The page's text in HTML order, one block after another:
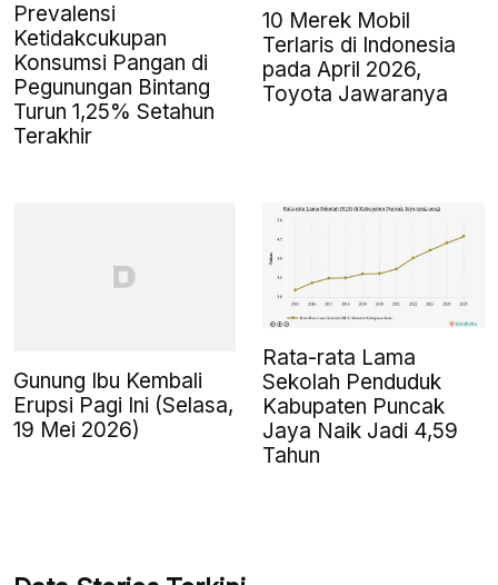
Prevalensi
Ketidakcukupan
Konsumsi Pangan di
Pegunungan Bintang
Turun 1,25% Setahun
Terakhir
10 Merek Mobil
Terlaris di Indonesia
pada April 2026,
Toyota Jawaranya
Gunung Ibu Kembali
Erupsi Pagi Ini (Selasa,
19 Mei 2026)
Rata-rata Lama
Sekolah Penduduk
Kabupaten Puncak
Jaya Naik Jadi 4,59
Tahun